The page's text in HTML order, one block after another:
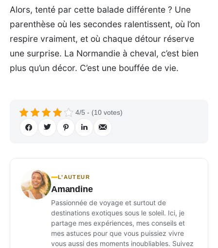
Alors, tenté par cette balade différente ? Une
parenthèse où les secondes ralentissent, où l’on
respire vraiment, et où chaque détour réserve
une surprise. La Normandie à cheval, c’est bien
plus qu’un décor. C’est une bouffée de vie.
4/5 - (10 votes)
L’AUTEUR
Amandine
Passionnée de voyage et surtout de
destinations exotiques sous le soleil. Ici, je
partage mes expériences, mes conseils et
mes astuces pour que vous puissiez vivre
vous aussi des moments inoubliables. Suivez